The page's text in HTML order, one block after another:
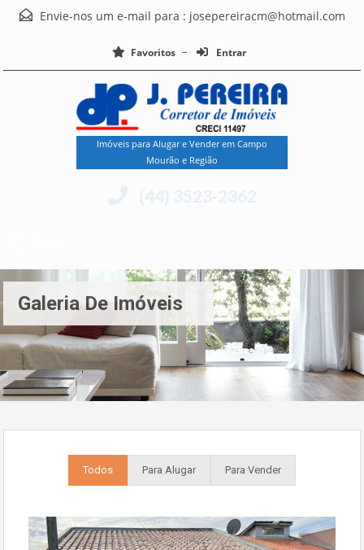
Envie-nos um e-mail para : josepereiracm@hotmail.com
Favoritos Entrar
Imóveis para Alugar e Vender em Campo
Mourão e Região
Galeria De Imóveis
Todos Para Alugar Para Vender